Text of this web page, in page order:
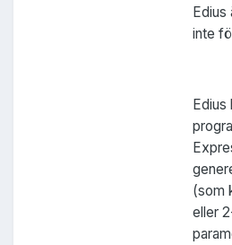
Edius
inte
Edius
(som
eller